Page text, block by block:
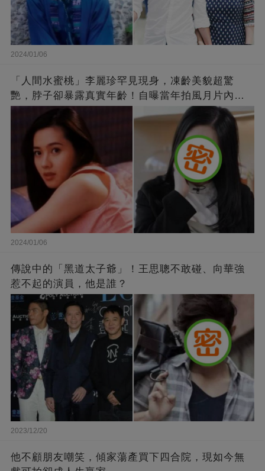
2024/01/06
「人間水蜜桃」李麗珍罕見現身，凍齡美貌超驚
艷，脖子卻暴露真實年齡！自曝當年拍風月片內
幕，竟是因為「玉女當久了」？
2024/01/06
傳說中的「黑道太子爺」！王思聰不敢碰、向華強
惹不起的演員，他是誰？
2023/12/20
他不顧朋友嘲笑，傾家蕩產買下四合院，現如今無